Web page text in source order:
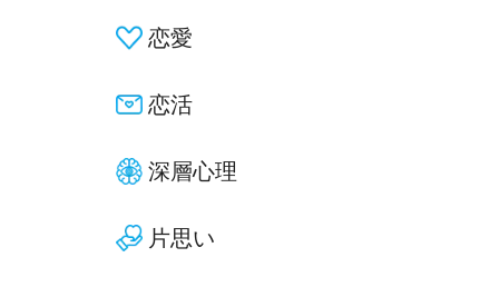
恋愛
恋活
深層心理
片思い